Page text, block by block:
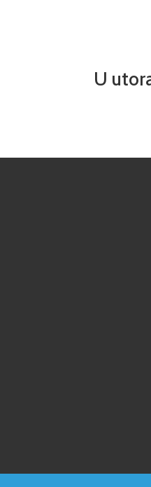
U